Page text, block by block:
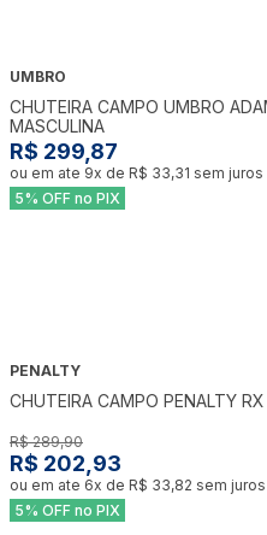
UMBRO
CHUTEIRA CAMPO UMBRO
MASCULINA
R$ 299,87
ou em ate 9x de R$ 33,31 sem juros
5% OFF no PIX
PENALTY
CHUTEIRA CAMPO PENALTY
R$ 289,90
R$ 202,93
ou em ate 6x de R$ 33,82 sem juros
5% OFF no PIX